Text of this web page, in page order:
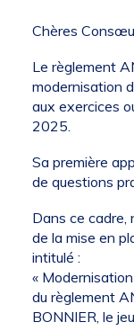
Chères
Le règlement
modernisation
aux exercices
2025.
Sa première
de questions
Dans ce cadre,
de la mise en
intitulé :
«
du règlement
BONNIER, le